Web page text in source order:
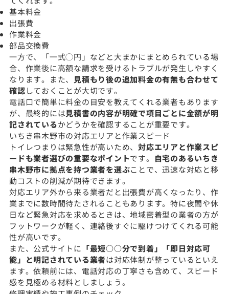
基本料金
出張費
作業料金
部品交換費
一方で、「一式◯円」などと大まかにまとめられている場
合、作業後に高額な請求を受けるトラブルが発生しやすく
なります。また、 見積もり後の追加料金の有無も合わせて
確認しておくことが大切です。
電話口で簡単に料金の目安を教えてくれる業者もあります
が、最終的には見積書の内容が明確で項目ごとに金額が明
記されているかどうかを確認することが重要です。
いちき串木野市の対応エリアと作業スピード
トイレつまりは緊急性が高いため、 対応エリアと作業スピ
ードも業者選びの重要なポイントです。 自宅のあるいちき
串木野市に拠点を持つ業者を選ぶことで、迅速な対応と移
動コストの削減が期待できます。
対応エリア外から来る業者だと出張費が高くなったり、作
業までに数時間待たされることもあります。特に夜間や休
日など緊急対応を求めるときは、地域密着型の業者の方が
フットワークが軽く、連絡後すぐに駆けつけてくれる可能
性が高いです。
また、公式サイトに 「最短○○分で到着」「即日対応可
能」と明記されている業者は対応体制が整っているといえ
ます。依頼前には、電話対応の丁寧さも含めて、スピード
感を見極める材料としましょう。